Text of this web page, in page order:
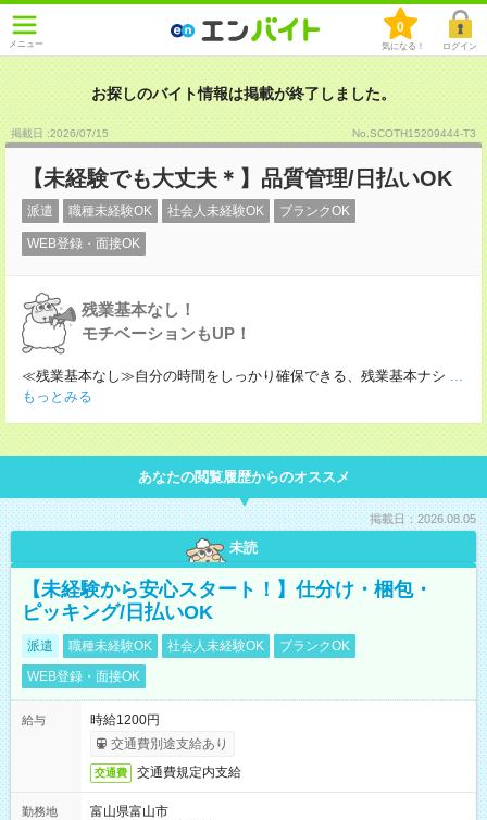
メニュー
0
気になる！ ログイン
お探しのバイト情報は掲載が終了しました。
掲載日 :2026/07/15 No.SCOTH15209444-T3
【未経験でも大丈夫＊】品質管理/日払いOK
派遣 職種未経験OK 社会人未経験OK ブランクOK
WEB登録・面接OK
残業基本なし！
モチベーションもUP！
≪残業基本なし≫自分の時間をしっかり確保できる、残業基本ナシ ...
もっとみる
あなたの閲覧履歴からのオススメ
掲載日：2026.08.05
未読
【未経験から安心スタート！】仕分け・梱包・
ピッキング/日払いOK
派遣 職種未経験OK 社会人未経験OK
ブランクOK
WEB登録・面接OK
給与
時給1200円
交通費別途支給あり
交通費 交通費規定内支給
勤務地
富山県富山市